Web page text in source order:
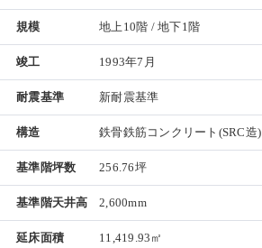
規模 地上10階 / 地下1階
竣工 1993年7月
耐震基準 新耐震基準
構造 鉄骨鉄筋コンクリート(SRC造)
基準階坪数 256.76坪
基準階天井高 2,600mm
延床面積 11,419.93㎡